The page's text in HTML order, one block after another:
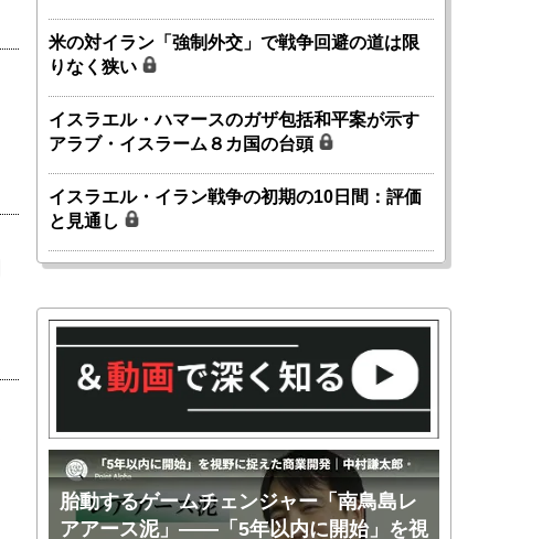
米の対イラン「強制外交」で戦争回避の道は限
りなく狭い
イスラエル・ハマースのガザ包括和平案が示す
アラブ・イスラーム８カ国の台頭
イスラエル・イラン戦争の初期の10日間：評価
と見通し
胎動するゲームチェンジャー「南鳥島レ
アアース泥」――「5年以内に開始」を視